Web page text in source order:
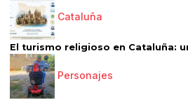
Cataluña
El turismo religioso en Cataluña:
Personajes